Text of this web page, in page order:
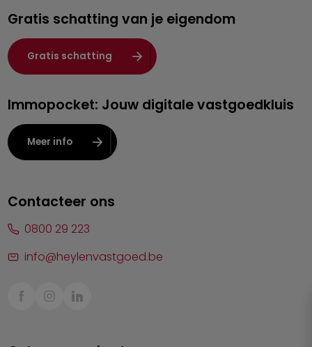
Hasselt
Heist-op-den-Berg
Herentals
Kalmthout
Leuven
Lier
Sint-Truiden
Gratis schatting van je eigendom
Gratis schatting
Immopocket: Jouw digitale vastgoedkluis
Meer info
Contacteer ons
0800 29 223
info@heylenvastgoed.be